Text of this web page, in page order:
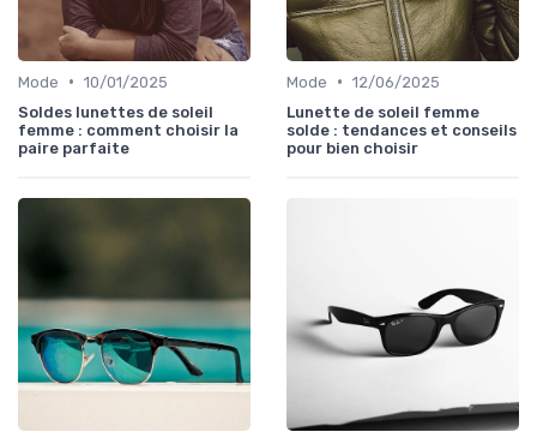
Mode • 10/01/2025
Soldes lunettes de soleil
femme : comment choisir la
paire parfaite
Mode • 12/06/2025
Lunette de soleil femme
solde : tendances et conseils
pour bien choisir